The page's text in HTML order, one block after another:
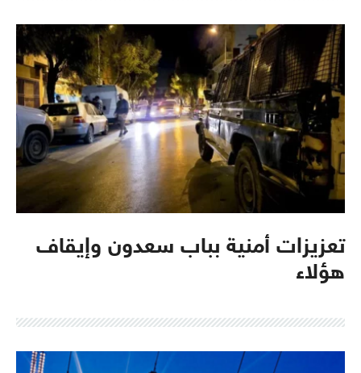
تعزيزات أمنية بباب سعدون وإيقاف
هؤلاء